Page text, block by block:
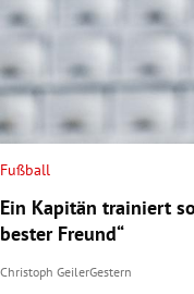
Fußball
Ein Kapitän trainiert
bester Freund“
Christoph GeilerGestern